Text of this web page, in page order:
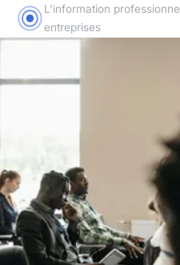
L'information
entreprises